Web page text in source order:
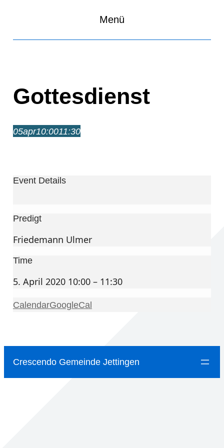
Menü
Gottesdienst
05apr10:0011:30
Event Details
Predigt
Friedemann Ulmer
Time
5. April 2020 10:00 – 11:30
CalendarGoogleCal
Crescendo Gemeinde Jettingen